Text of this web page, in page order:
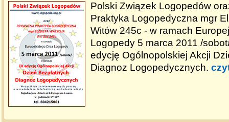
Polski Związek Logopedów
Praktyka Logopedyczna mgr
Witów 245c - w ramach
Logopedy 5 marca 2011 /
edycję Ogólnopolskiej Akcji
Diagnoz Logopedycznych.